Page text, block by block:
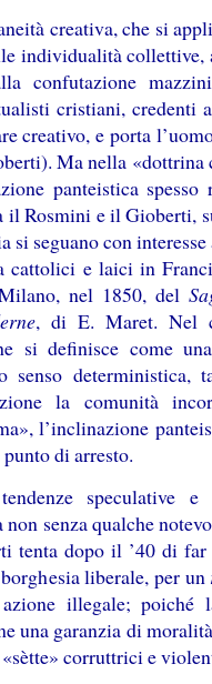
creativa, che si
individualità collettive,
confutazione
cristiani, credenti
creativo, e porta
Ma nella «dottrina
panteistica spesso
Rosmini e il Gioberti,
si seguano con interesse
cattolici e laici in
nel 1850, del
, di E. Maret. Nel
si definisce come
deterministica,
la comunità
l’inclinazione
di arresto.
speculative e
senza qualche
tenta dopo il ’40 di far
liberale, per un
illegale; poiché
una garanzia di
corruttrici e